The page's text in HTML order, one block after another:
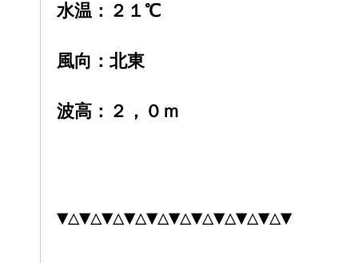
水温：２１℃
風向：北東
波高： ２，０ｍ
▼△▼△▼△▼△▼△▼△▼△▼△▼△▼△▼